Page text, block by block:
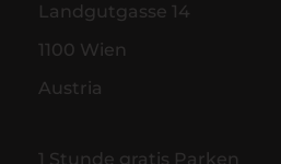
Landgutgasse 14
1100 Wien
Austria
1 Stunde gratis Parken